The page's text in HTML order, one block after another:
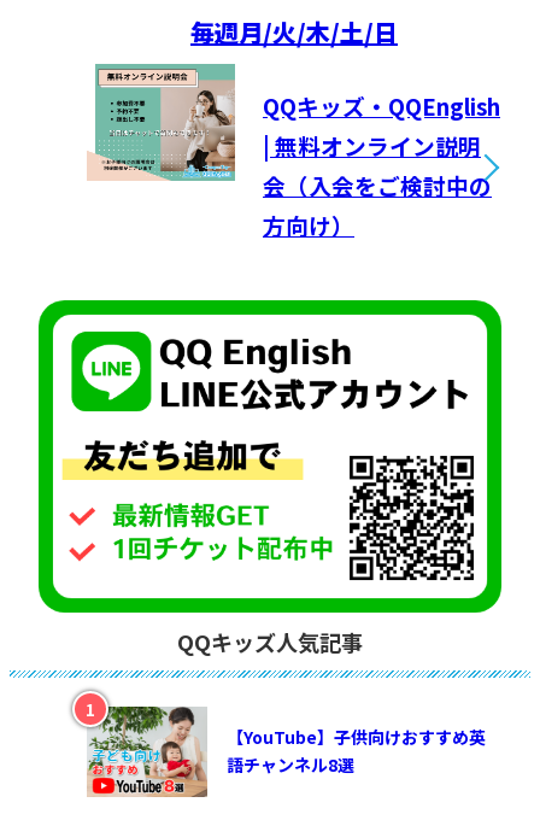
毎週月/火/木/土/日
QQキッズ・QQEnglish
| 無料オンライン説明
会（入会をご検討中の
方向け）
QQキッズ人気記事
【YouTube】子供向けおすすめ英
語チャンネル8選